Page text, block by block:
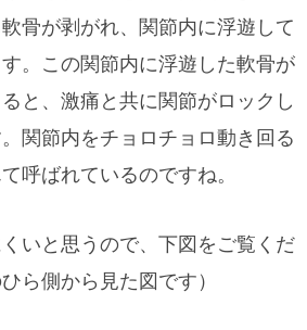
骨が剥がれ、関節内に浮遊して
。この関節内に浮遊した軟骨が
と、激痛と共に関節がロックし
関節内をチョロチョロ動き回る
呼ばれているのですね。
いと思うので、下図をご覧くだ
ら側から見た図です）